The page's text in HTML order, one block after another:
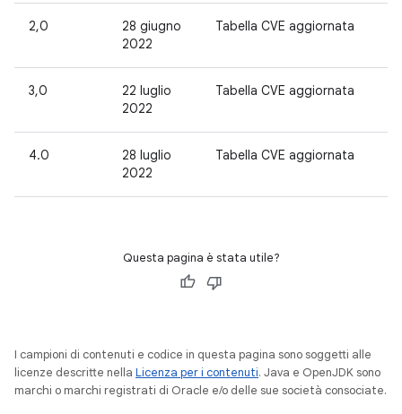
2,0
28 giugno
2022
Tabella CVE aggiornata
3,0
22 luglio
2022
Tabella CVE aggiornata
4.0
28 luglio
2022
Tabella CVE aggiornata
Questa pagina è stata utile?
I campioni di contenuti e codice in questa pagina sono soggetti alle
licenze descritte nella Licenza per i contenuti. Java e OpenJDK sono
marchi o marchi registrati di Oracle e/o delle sue società consociate.